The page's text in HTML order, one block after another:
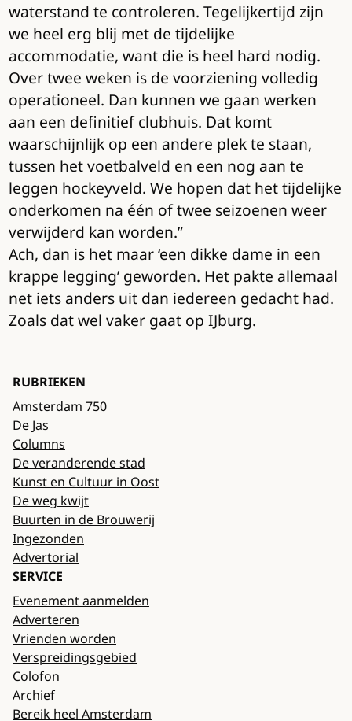
waterstand te controleren. Tegelijkertijd zijn
we heel erg blij met de tijdelijke
accommodatie, want die is heel hard nodig.
Over twee weken is de voorziening volledig
operationeel. Dan kunnen we gaan werken
aan een definitief clubhuis. Dat komt
waarschijnlijk op een andere plek te staan,
tussen het voetbalveld en een nog aan te
leggen hockeyveld. We hopen dat het tijdelijke
onderkomen na één of twee seizoenen weer
verwijderd kan worden.”
Ach, dan is het maar ‘een dikke dame in een
krappe legging’ geworden. Het pakte allemaal
net iets anders uit dan iedereen gedacht had.
Zoals dat wel vaker gaat op IJburg.
RUBRIEKEN
Amsterdam 750
De Jas
Columns
De veranderende stad
Kunst en Cultuur in Oost
De weg kwijt
Buurten in de Brouwerij
Ingezonden
Advertorial
SERVICE
Evenement aanmelden
Adverteren
Vrienden worden
Verspreidingsgebied
Colofon
Archief
Bereik heel Amsterdam